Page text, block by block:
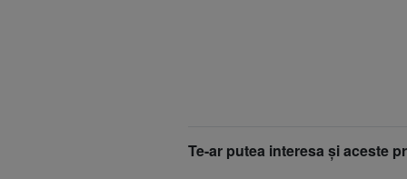
Te-ar putea interesa şi aceste